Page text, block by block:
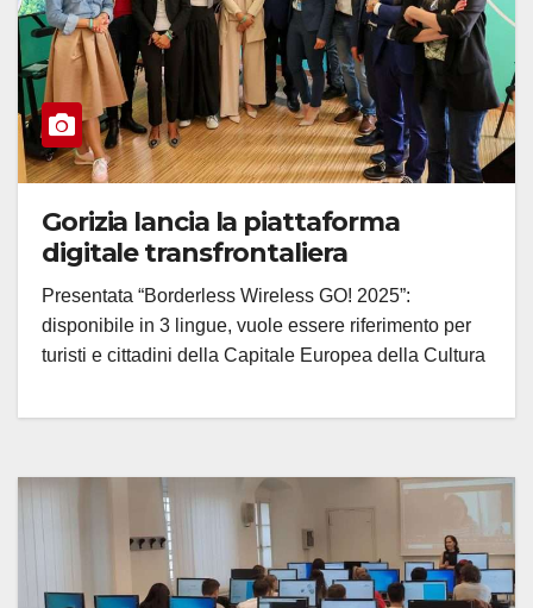
Gorizia lancia la piattaforma
digitale transfrontaliera
Presentata “Borderless Wireless GO! 2025”:
disponibile in 3 lingue, vuole essere riferimento per
turisti e cittadini della Capitale Europea della Cultura